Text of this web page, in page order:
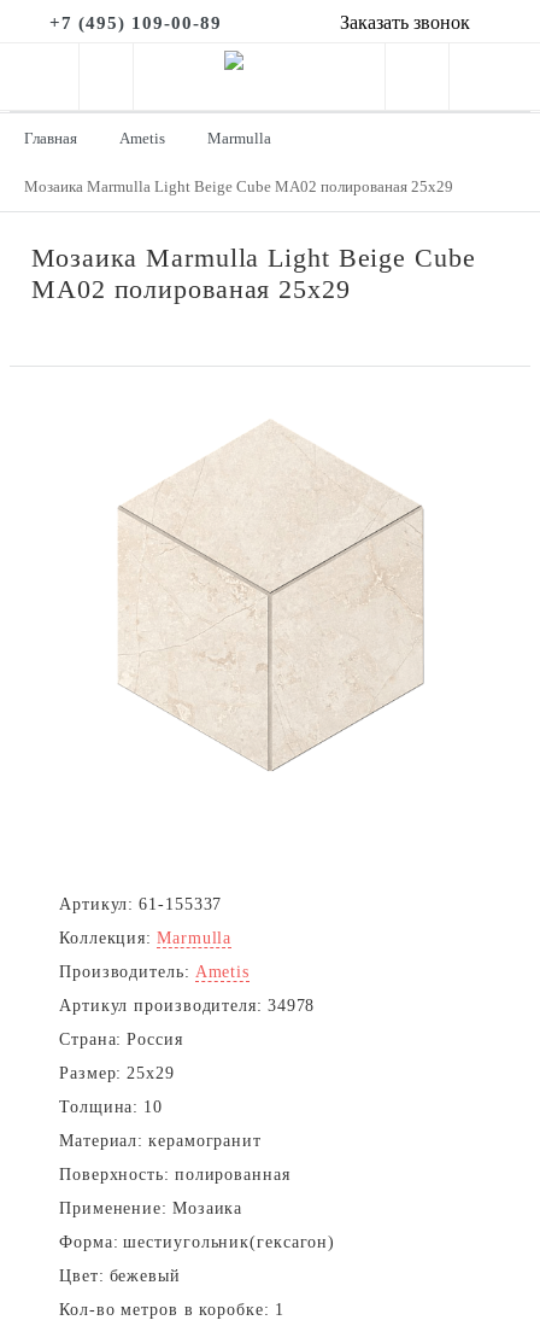
+7 (495) 109-00-89 Заказать звонок
Главная Ametis Marmulla
Мозаика Marmulla Light Beige Cube MA02 полированая 25x29
Мозаика Marmulla Light Beige Cube
MA02 полированая 25x29
Артикул: 61-155337
Коллекция: Marmulla
Производитель: Ametis
Артикул производителя: 34978
Страна: Россия
Размер: 25x29
Толщина: 10
Материал: керамогранит
Поверхность: полированная
Применение: Мозаика
Форма: шестиугольник(гексагон)
Цвет: бежевый
Кол-во метров в коробке: 1